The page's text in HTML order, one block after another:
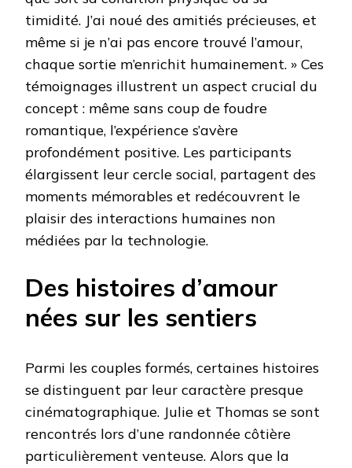
timidité. J’ai noué des amitiés précieuses, et
même si je n’ai pas encore trouvé l’amour,
chaque sortie m’enrichit humainement. » Ces
témoignages illustrent un aspect crucial du
concept : même sans coup de foudre
romantique, l’expérience s’avère
profondément positive. Les participants
élargissent leur cercle social, partagent des
moments mémorables et redécouvrent le
plaisir des interactions humaines non
médiées par la technologie.
Des histoires d’amour
nées sur les sentiers
Parmi les couples formés, certaines histoires
se distinguent par leur caractère presque
cinématographique. Julie et Thomas se sont
rencontrés lors d’une randonnée côtière
particulièrement venteuse. Alors que la